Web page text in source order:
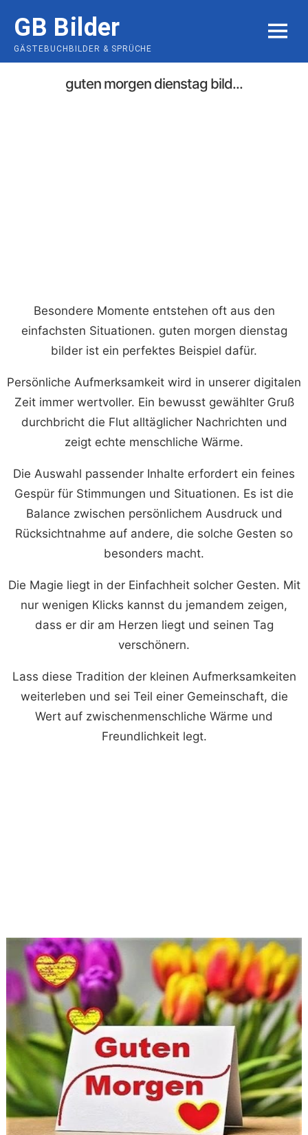
content
GB Bilder
GÄSTEBUCHBILDER & SPRÜCHE
MENU
guten morgen dienstag bild...
Besondere Momente entstehen oft aus den
einfachsten Situationen. guten morgen dienstag
bilder ist ein perfektes Beispiel dafür.
Persönliche Aufmerksamkeit wird in unserer digitalen
Zeit immer wertvoller. Ein bewusst gewählter Gruß
durchbricht die Flut alltäglicher Nachrichten und
zeigt echte menschliche Wärme.
Die Auswahl passender Inhalte erfordert ein feines
Gespür für Stimmungen und Situationen. Es ist die
Balance zwischen persönlichem Ausdruck und
Rücksichtnahme auf andere, die solche Gesten so
besonders macht.
Die Magie liegt in der Einfachheit solcher Gesten. Mit
nur wenigen Klicks kannst du jemandem zeigen,
dass er dir am Herzen liegt und seinen Tag
verschönern.
Lass diese Tradition der kleinen Aufmerksamkeiten
weiterleben und sei Teil einer Gemeinschaft, die
Wert auf zwischenmenschliche Wärme und
Freundlichkeit legt.